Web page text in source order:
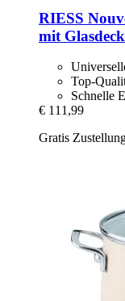
RIESS
mit
Top-
Schnelle
€ 111,99
Gratis